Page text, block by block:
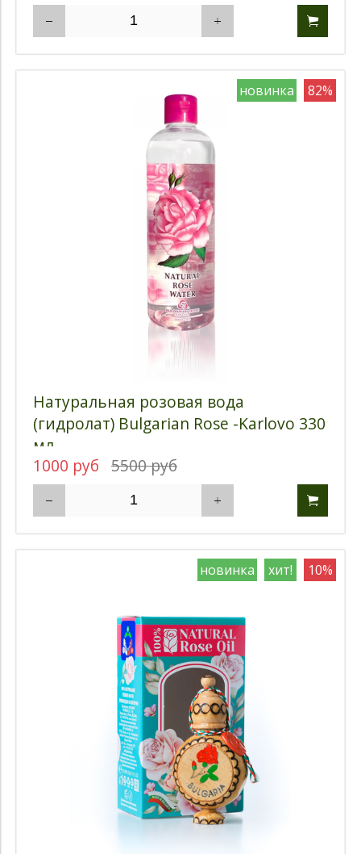
новинка 82%
Натуральная розовая вода
(гидролат) Bulgarian Rose -Karlovo 330
мл
1000 руб 5500 руб
новинка хит! 10%